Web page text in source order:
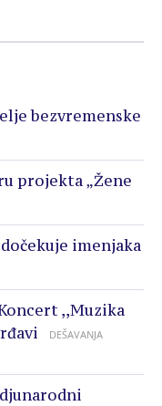
bezvremenske
projekta „Žene
imenjaka
,,Muzika
DEŠAVANJA